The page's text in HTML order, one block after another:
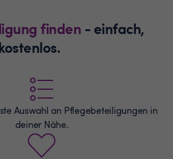
finden - einfach,
Auswahl an Pflegebeteiligungen in
deiner Nähe.